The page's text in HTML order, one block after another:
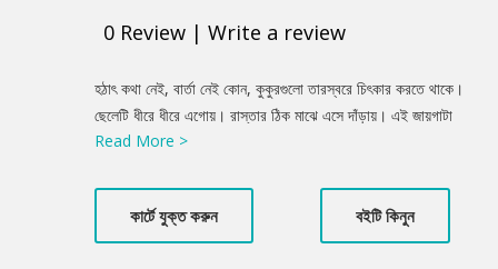
0 Review | Write a review
Product
Summery
হঠাৎ কথা নেই, বার্তা নেই কোন, কুকুরগুলো তারস্বরে চিৎকার করতে থাকে।
ছেলেটি ধীরে ধীরে এগোয়। রাস্তার ঠিক মাঝে এসে দাঁড়ায়। এই জায়গাটা
গাছের ছায়ার কারনে ঘন অন্ধকার। ছেলেটি ধীরে ধীরে গায়ে জড়িয়ে থাকা
ধীরে ফুসফুসের বাতাস বের করে দিয়ে ঘুরে দাঁড়ায় সে। হাতদুটো শরীরের পেছনে
নিয়ে মুড়ে দাঁড়ায়। একটা তীব্র হেডলাইটের আলো, চোখ ধাঁধিয়ে দেয়...
Read More >
কার্টে যুক্ত করুন বইটি কিনুন